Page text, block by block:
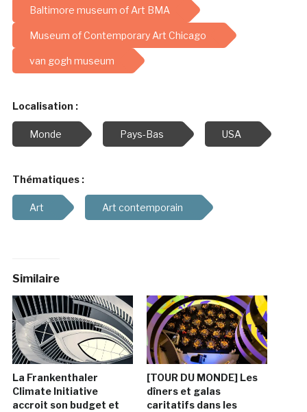
Baltimore museum of Art BMA
Museum of Contemporary Art Chicago
van gogh museum
Localisation :
Monde Pays-Bas USA
Thématiques :
Art Art contemporain
Similaire
La Frankenthaler
Climate Initiative
accroit son budget et
[TOUR DU MONDE] Les
dîners et galas
caritatifs dans les